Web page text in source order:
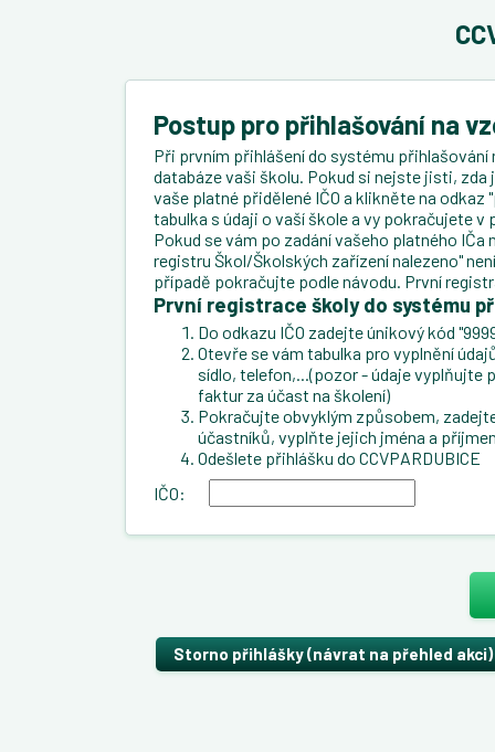
Postup pro přihlašování na
Při prvním přihlášení do systému
databáze vaši školu. Pokud si nejste jisti, zda
vaše platné přidělené IČO a klikněte na
tabulka s údaji o vaší škole a vy pokračujete
Pokud se vám po zadání vašeho platného IČa
registru Škol/Školských zařízení nalezeno"
případě pokračujte podle návodu. První
První registrace školy do systému
Do odkazu IČO zadejte únikový kód
Otevře se vám tabulka pro vyplnění
sídlo, telefon,...(pozor - údaje vyplňujte
faktur za účast na školení)
Pokračujte obvyklým způsobem,
účastníků, vyplňte jejich jména a
Odešlete přihlášku do CCVPARDUBICE
IČO:
Storno přihlášky (návrat na přehled akci)